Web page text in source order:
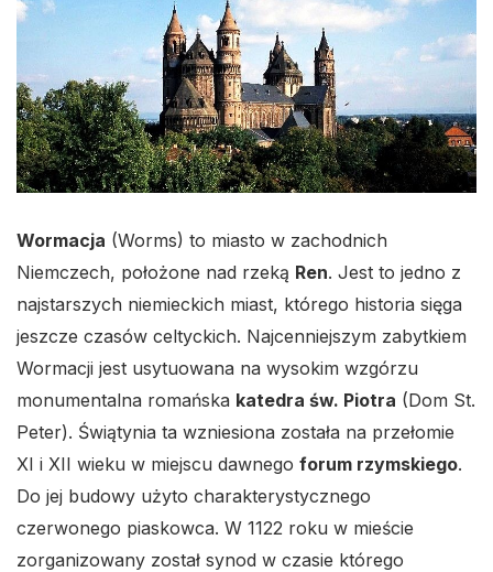
Wormacja (Worms) to miasto w zachodnich
Niemczech, położone nad rzeką Ren. Jest to jedno z
najstarszych niemieckich miast, którego historia sięga
jeszcze czasów celtyckich. Najcenniejszym zabytkiem
Wormacji jest usytuowana na wysokim wzgórzu
monumentalna romańska katedra św. Piotra (Dom St.
Peter). Świątynia ta wzniesiona została na przełomie
XI i XII wieku w miejscu dawnego forum rzymskiego.
Do jej budowy użyto charakterystycznego
czerwonego piaskowca. W 1122 roku w mieście
zorganizowany został synod w czasie którego